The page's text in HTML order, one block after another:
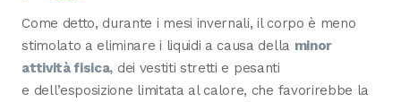
Come detto, durante i mesi invernali, il corpo è meno
stimolato a eliminare i liquidi a causa della minor
attività fisica, dei vestiti stretti e pesanti
e dell’esposizione limitata al calore, che favorirebbe la